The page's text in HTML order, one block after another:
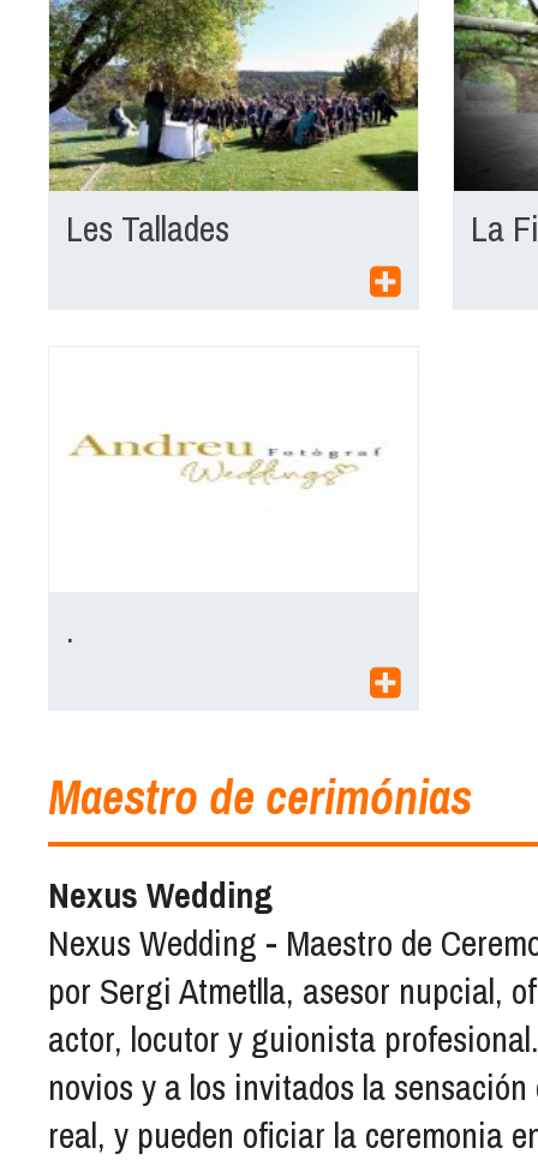
Les Tallades La
.
Maestro de cerimónias
Nexus Wedding
Nexus Wedding - Maestro de
por Sergi Atmetlla, asesor nupcial,
actor, locutor y guionista
novios y a los invitados la
real, y pueden oficiar la ceremonia